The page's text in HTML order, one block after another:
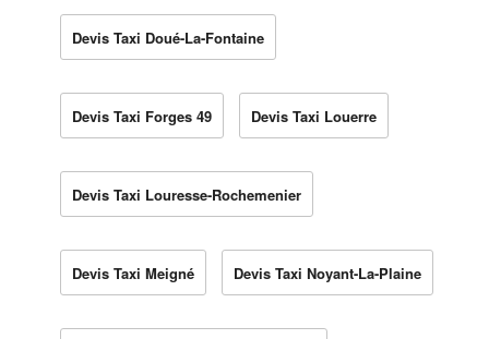
Devis Taxi Doué-La-Fontaine
Devis Taxi Forges 49 Devis Taxi Louerre
Devis Taxi Louresse-Rochemenier
Devis Taxi Meigné Devis Taxi Noyant-La-Plaine